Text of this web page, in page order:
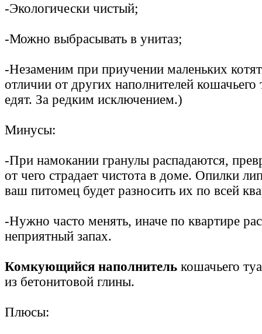
-Экологически чистый;
-Можно выбрасывать в унитаз;
-Незаменим при приучении маленьких
отличии от других наполнителей кошачьего
едят. За редким исключением.)
Минусы:
-При намокании гранулы распадаются,
от чего страдает чистота в доме. Опилки
ваш питомец будет разносить их по всей
-Нужно часто менять, иначе по квартире
неприятный запах.
Комкующийся наполнитель кошачьего
из бетонитовой глины.
Плюсы: